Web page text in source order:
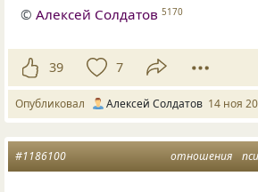
©Алексей Солдатов 5170
39 7
Опубликовал Алексей Солдатов 14 ноя
отношения
#1186100